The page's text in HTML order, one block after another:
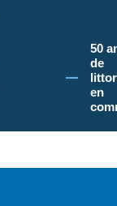
du littoral, vous
50
de
en